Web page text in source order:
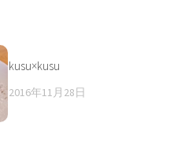
kusu×kusu
2016年11月28日